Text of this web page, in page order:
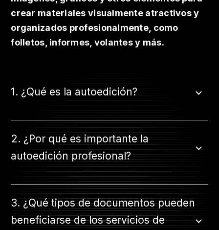
crear materiales visualmente atractivos y
organizados profesionalmente, como
folletos, informes, volantes y más.
1. ¿Qué es la autoedición?
2. ¿Por qué es importante la
autoedición profesional?
3. ¿Qué tipos de documentos pueden
beneficiarse de los servicios de